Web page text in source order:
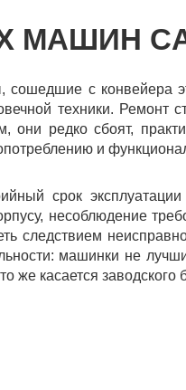
с конвейера
техники.
они редко сбоят,
и
срок
несоблюдение
следствием
машинки не
же касается